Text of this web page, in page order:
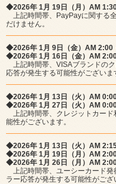
◆2026年 1月 19日（月）AM
上記時間帯、PayPayに関する
だけません。
◆2026年 1月 9日（金）AM 2:00
◆2026年 1月 16日（金）AM
上記時間帯、VISAブランドの
応答が発生する可能性がございま
◆2026年 1月 13日（火）AM
◆2026年 1月 27日（火）AM
上記時間帯、クレジットカード
能性がございます。
◆2026年 1月 13日（火）AM
◆2026年 1月 19日（月）AM
◆2026年 1月 26日（月）AM
上記時間帯、ユーシーカード発
ラー応答が発生する可能性がござ